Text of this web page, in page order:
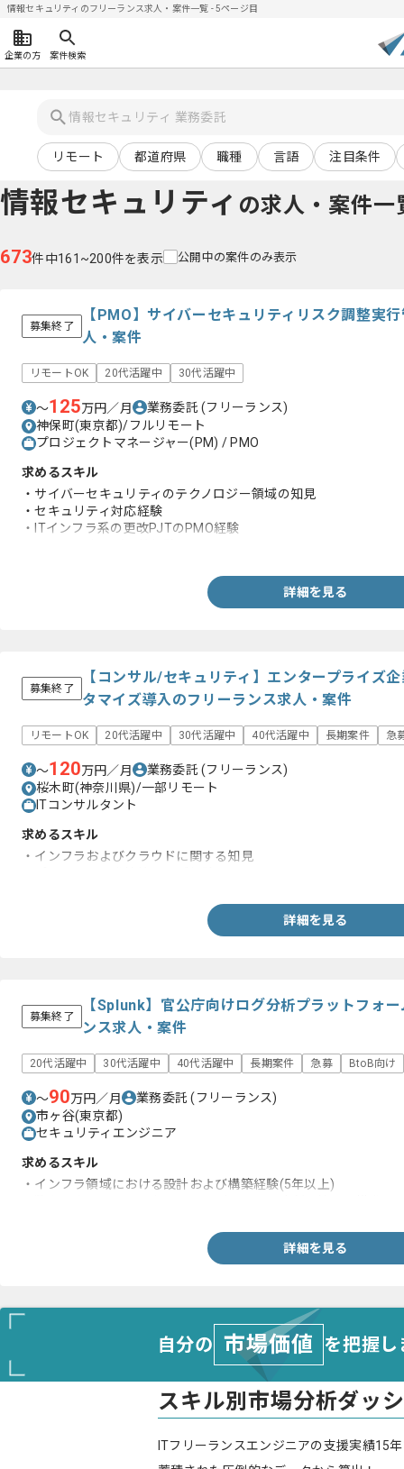
情報セキュリティのフリーランス求人・案件一覧 - 5ページ目
企業の方 案件検索
リモート 都道府県 職種 言語 注目条件
情報セキュリティ の求人・案件一
673件中161~200件を表示 公開中の案件のみ表示
募集終了
【PMO】サイバーセキュリティリスク調整実
人・案件
リモートOK 20代活躍中 30代活躍中
〜125万円／月 業務委託(フリーランス)
神保町(東京都)/フルリモート
プロジェクトマネージャー(PM) / PMO
求めるスキル
・サイバーセキュリティのテクノロジー領域の知見
・セキュリティ対応経験
・ITインフラ系の更改PJTのPMO経験
詳細を見る
募集終了
【コンサル/セキュリティ】エンタープライズ
タマイズ導入のフリーランス求人・案件
リモートOK 20代活躍中 30代活躍中 40代活躍中 長期案件 急
〜120万円／月 業務委託(フリーランス)
桜木町(神奈川県)/一部リモート
ITコンサルタント
求めるスキル
・インフラおよびクラウドに関する知見
詳細を見る
募集終了
【Splunk】官公庁向けログ分析プラットフォ
ンス求人・案件
20代活躍中 30代活躍中 40代活躍中 長期案件 急募 BtoB向け
〜90万円／月 業務委託(フリーランス)
市ヶ谷(東京都)
セキュリティエンジニア
求めるスキル
・インフラ領域における設計および構築経験(5年以上)
詳細を見る
自分の 市場価値 を把握
スキル別市場分析ダッ
ITフリーランスエンジニアの支援実績15